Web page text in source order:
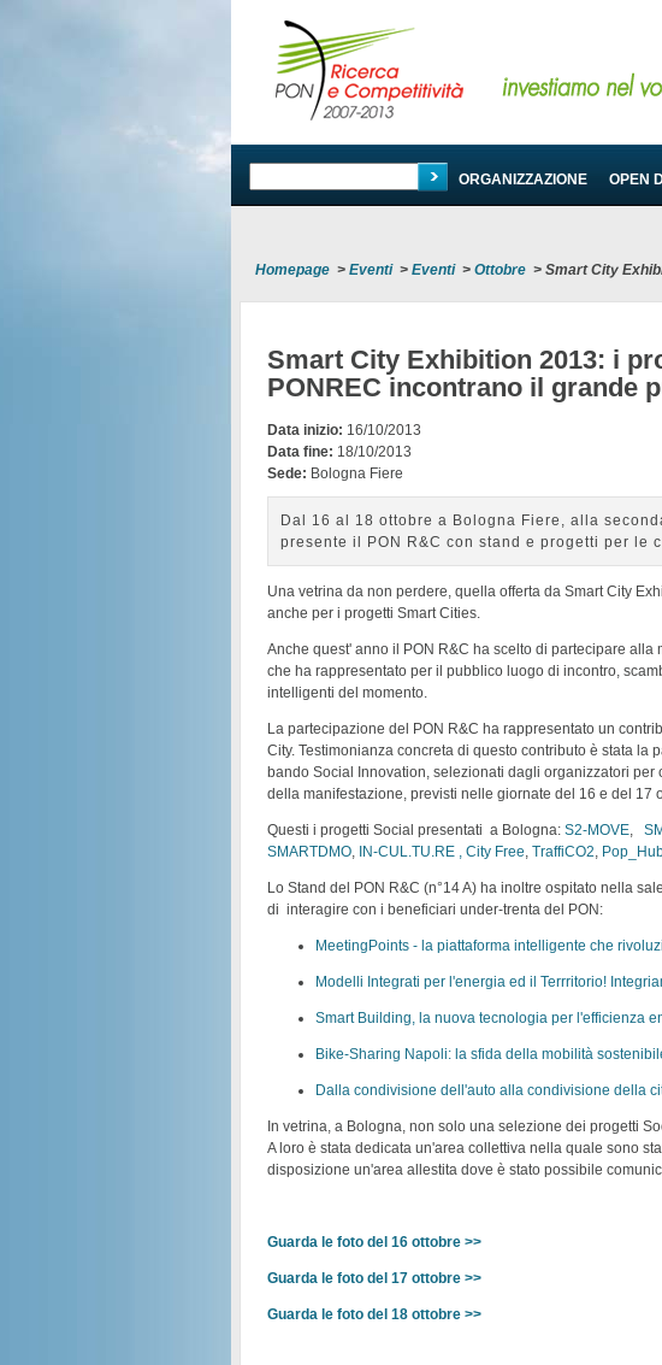
PROGRAMMA ORGANIZZAZIONE OPEN
Homepage > Eventi> Eventi> Ottobre > Smart City
Smart City Exhibition 2013: i
PONREC incontrano il grande
Data inizio: 16/10/2013
Data fine: 18/10/2013
Sede: Bologna Fiere
Dal 16 al 18 ottobre a Bologna Fiere, alla
presente il PON R&C con stand e progetti per le
Una vetrina da non perdere, quella offerta da Smart City
anche per i progetti Smart Cities.
Anche quest' anno il PON R&C ha scelto di partecipare alla
che ha rappresentato per il pubblico luogo di incontro,
intelligenti del momento.
La partecipazione del PON R&C ha rappresentato un
City. Testimonianza concreta di questo contributo è stata
bando Social Innovation, selezionati dagli organizzatori
della manifestazione, previsti nelle giornate del 16 e del 17
Questi i progetti Social presentati a Bologna: S2-MOVE
SMARTDMO IN-CUL.TU.RE , City Free TraffiCO2
Lo Stand del PON R&C (n°14 A) ha inoltre ospitato nella
di interagire con i beneficiari under-trenta del PON:
MeetingPoints - la piattaforma intelligente che
Modelli Integrati per l'energia ed il Terrritorio!
Smart Building, la nuova tecnologia per l'efficienza
Bike-Sharing Napoli: la sfida della mobilità
Dalla condivisione dell'auto alla condivisione della
In vetrina, a Bologna, non solo una selezione dei progetti
A loro è stata dedicata un'area collettiva nella quale sono
disposizione un'area allestita dove è stato possibile
Guarda le foto del 16 ottobre >>
Guarda le foto del 17 ottobre >>
Guarda le foto del 18 ottobre >>